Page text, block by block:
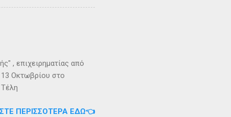
, επιχειρηματίας από
13 Οκτωβρίου στο
ΠΕΡΙΣΣΌΤΕΡΑ ΕΔΏ👈